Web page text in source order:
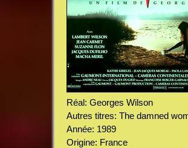
Réal: Georges Wilson
Autres titres: The damned
Année: 1989
Origine: France